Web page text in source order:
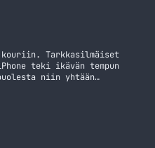
Tarkkasilmäiset
teki ikävän tempun
niin yhtään
ei löytynyt, joten
lukemista